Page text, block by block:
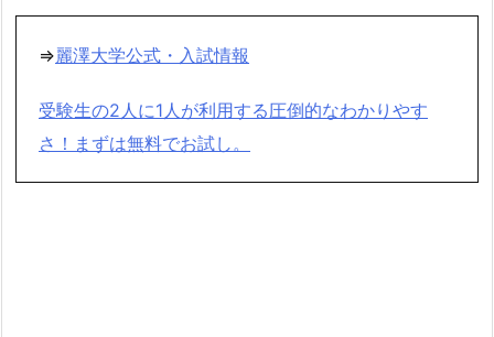
⇒麗澤大学公式・入試情報
受験生の2人に1人が利用する圧倒的なわかりやす
さ！まずは無料でお試し。